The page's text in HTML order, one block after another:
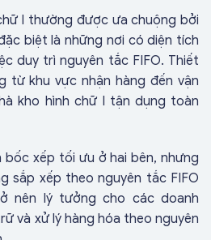
I thường được ưa chuộng bởi
biệt là những nơi có diện tích
duy trì nguyên tắc FIFO. Thiết
từ khu vực nhận hàng đến vận
kho hình chữ I tận dụng toàn
bốc xếp tối ưu ở hai bên, nhưng
sắp xếp theo nguyên tắc FIFO
nên lý tưởng cho các doanh
và xử lý hàng hóa theo nguyên